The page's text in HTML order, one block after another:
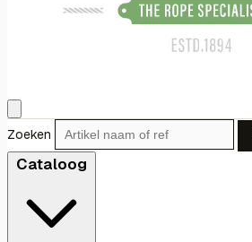
Zoeken
Cataloog